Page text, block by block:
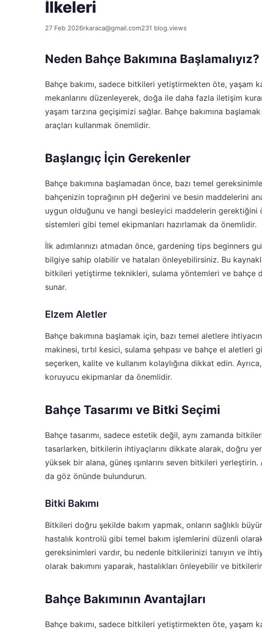
İlkeleri
27 Feb 2026rkaraca@gmail.com231 blog.views
Neden Bahçe Bakımına Başlamalıyız?
Bahçe bakımı, sadece bitkileri yetiştirmekten öte, yaşam
mekanlarını düzenleyerek, doğa ile daha fazla iletişim
yaşam tarzına geçişimizi sağlar. Bahçe bakımına
araçları kullanmak önemlidir.
Başlangıç İçin Gerekenler
Bahçe bakımına başlamadan önce, bazı temel
bahçenizin toprağının pH değerini ve besin maddelerini
uygun olduğunu ve hangi besleyici maddelerin gerektiğini
sistemleri gibi temel ekipmanları hazırlamak da önemlidir.
İlk adımlarınızı atmadan önce, gardening tips beginners
bilgiye sahip olabilir ve hataları önleyebilirsiniz. Bu
bitkileri yetiştirme teknikleri, sulama yöntemleri ve bahçe
sunar.
Elzem Aletler
Bahçe bakımına başlamak için, bazı temel aletlere
makinesi, tırtıl kesici, sulama şehpası ve bahçe el aletleri
seçerken, kalite ve kullanım kolaylığına dikkat edin.
koruyucu ekipmanlar da önemlidir.
Bahçe Tasarımı ve Bitki Seçimi
Bahçe tasarımı, sadece estetik değil, aynı zamanda
tasarlarken, bitkilerin ihtiyaçlarını dikkate alarak, doğru
yüksek bir alana, güneş ışınlarını seven bitkileri yerleştirin.
da göz önünde bulundurun.
Bitki Bakımı
Bitkileri doğru şekilde bakım yapmak, onların sağlıklı
hastalık kontrolü gibi temel bakım işlemlerini düzenli
gereksinimleri vardır, bu nedenle bitkilerinizi tanıyın ve
olarak bakımını yaparak, hastalıkları önleyebilir ve
Bahçe Bakımının Avantajları
Bahçe bakımı, sadece bitkileri yetiştirmekten öte, yaşam